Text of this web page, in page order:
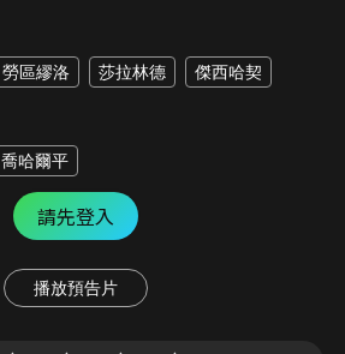
勞區繆洛 莎拉林德 傑西哈契
喬哈爾平
請先登入
播放預告片